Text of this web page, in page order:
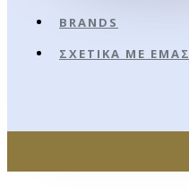
BRANDS
ΣΧΕΤΙΚΆ ΜΕ ΕΜΆΣ